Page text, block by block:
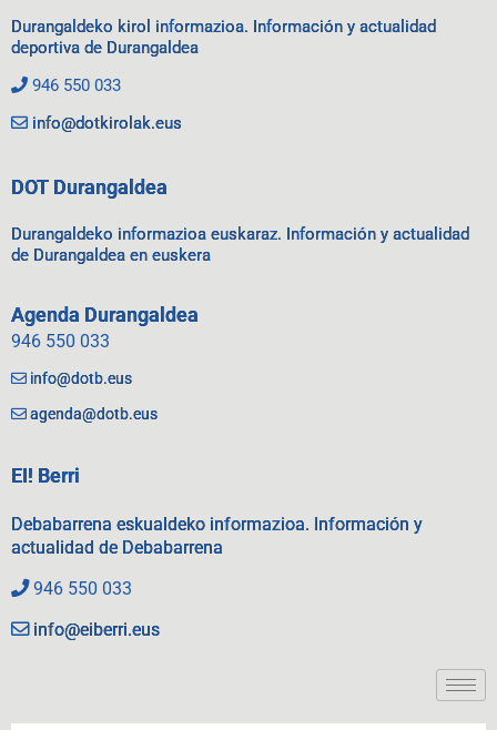
Durangaldeko kirol informazioa. Información y actualidad
deportiva de Durangaldea
946 550 033
info@dotkirolak.eus
DOT Durangaldea
Durangaldeko informazioa euskaraz. Información y actualidad
de Durangaldea en euskera
Agenda Durangaldea
946 550 033
info@dotb.eus
agenda@dotb.eus
EI! Berri
Debabarrena eskualdeko informazioa. Información y
actualidad de Debabarrena
946 550 033
info@eiberri.eus